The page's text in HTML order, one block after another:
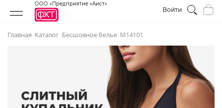
ООО «Предприятие «Аист»
Войти
Главная Каталог Бесшовное белье М14101